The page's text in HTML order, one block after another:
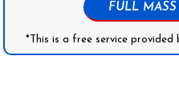
FULL
*This is a free service